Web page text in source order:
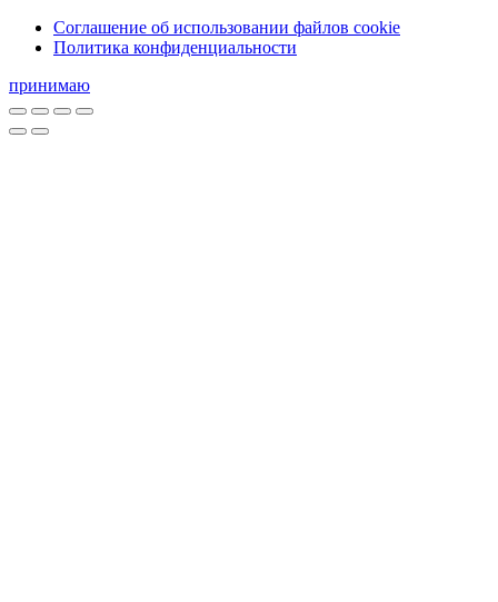
Соглашение об использовании файлов cookie
Политика конфиденциальности
принимаю